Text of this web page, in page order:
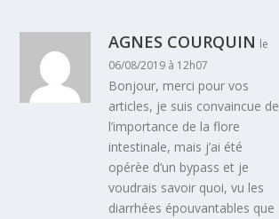
AGNES COURQUIN le
06/08/2019 à 12h07
Bonjour, merci pour vos
articles, je suis convaincue de
l’importance de la flore
intestinale, mais j’ai été
opérèe d’un bypass et je
voudrais savoir quoi, vu les
diarrhées épouvantables que